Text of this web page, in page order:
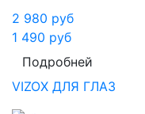
2 980 руб
1 490 руб
Подробней
VIZOX ДЛЯ ГЛАЗ